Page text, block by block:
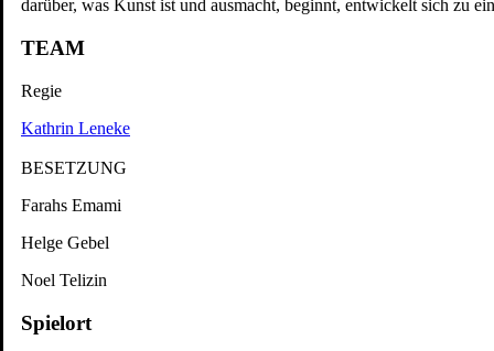
darüber, was Kunst ist und ausmacht, beginnt, entwickelt sich zu
TEAM
Regie
Kathrin Leneke
BESETZUNG
Farahs Emami
Helge Gebel
Noel Telizin
Spielort
Moers
Queerer Stammtisch im S.T.M.
Tickets
Tickets
Nguyen. Deutsch von André Hansen
Schloss- und Theaterfest
So klingt der Sommer
Söhne – Matinée
Tea Time mit Jane Austen